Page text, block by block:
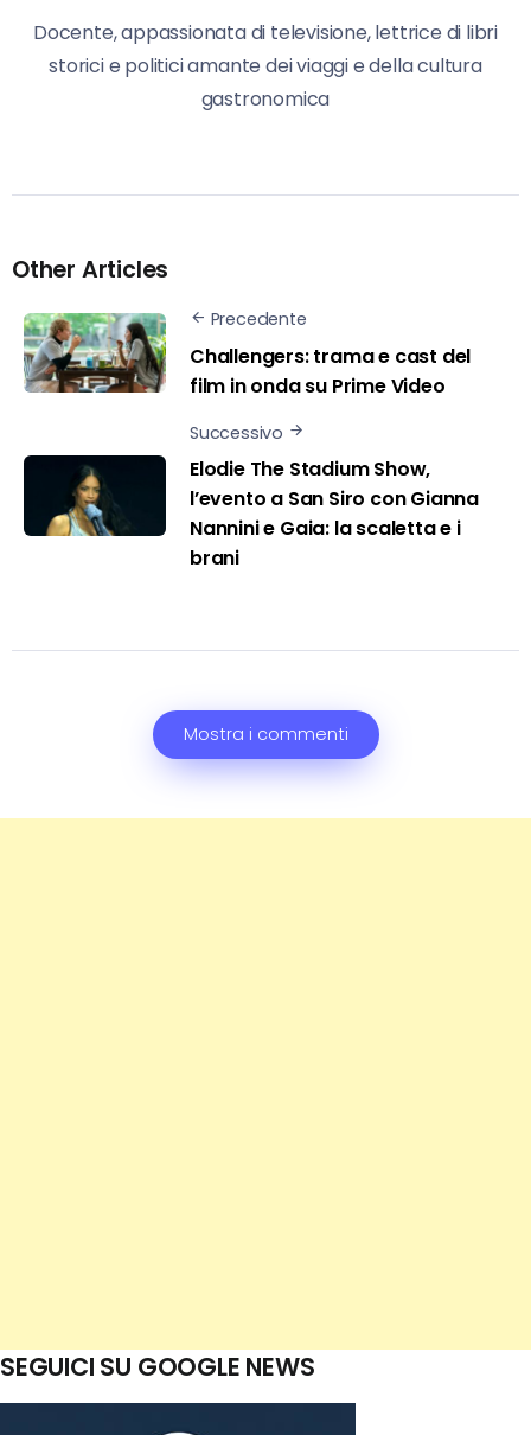
Docente, appassionata di televisione, lettrice di libri
storici e politici amante dei viaggi e della cultura
gastronomica
Other Articles
Precedente
Challengers: trama e cast del
film in onda su Prime Video
Successivo
Elodie The Stadium Show,
l’evento a San Siro con Gianna
Nannini e Gaia: la scaletta e i
brani
Mostra i commenti
SEGUICI SU GOOGLE NEWS